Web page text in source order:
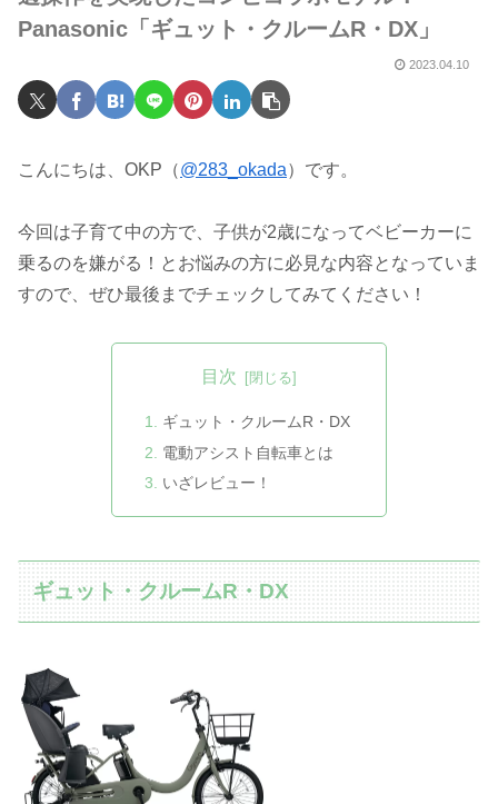
Panasonic「ギュット・クルームR・DX」
2023.04.10
こんにちは、OKP（@283_okada）です。
今回は子育て中の方で、子供が2歳になってベビーカーに
乗るのを嫌がる！とお悩みの方に必見な内容となっていま
すので、ぜひ最後までチェックしてみてください！
目次
ギュット・クルームR・DX
電動アシスト自転車とは
いざレビュー！
ギュット・クルームR・DX